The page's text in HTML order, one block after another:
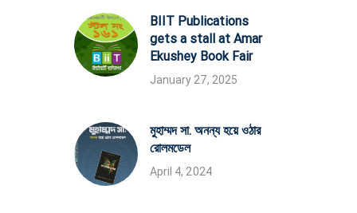
BIIT Publications
gets a stall at Amar
Ekushey Book Fair
January 27, 2025
মুহাম্মদ সা. অনন্য হয়ে ওঠার
রোলমডেল
April 4, 2024